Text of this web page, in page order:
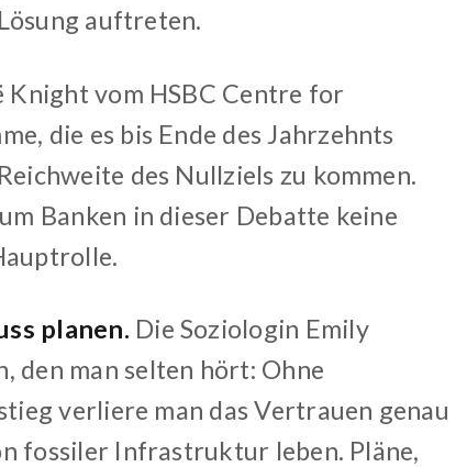
auftreten.
Knight vom HSBC Centre for
die es bis Ende des Jahrzehnts
des Nullziels zu kommen.
Banken in dieser Debatte keine
planen. Die Soziologin Emily
den man selten hört: Ohne
verliere man das Vertrauen genau
fossiler Infrastruktur leben. Pläne,